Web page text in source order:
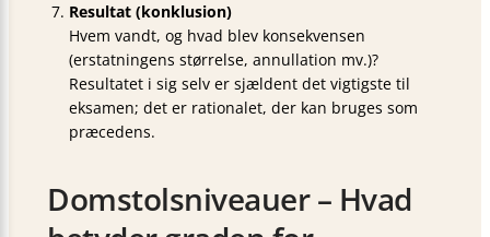
Resultat (konklusion)
Hvem vandt, og hvad blev konsekvensen
(erstatningens størrelse, annullation mv.)?
Resultatet i sig selv er sjældent det vigtigste til
eksamen; det er rationa­let, der kan bruges som
præcedens.
Domstolsniveauer – Hvad